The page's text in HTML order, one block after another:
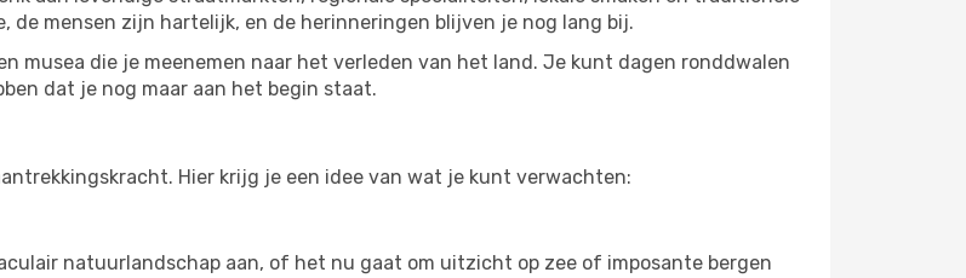
mensen zijn hartelijk, en de herinneringen blijven je nog lang bij.
musea die je meenemen naar het verleden van het land. Je kunt dagen ronddwalen
dat je nog maar aan het begin staat.
Hier krijg je een idee van wat je kunt verwachten:
natuurlandschap aan, of het nu gaat om uitzicht op zee of imposante bergen